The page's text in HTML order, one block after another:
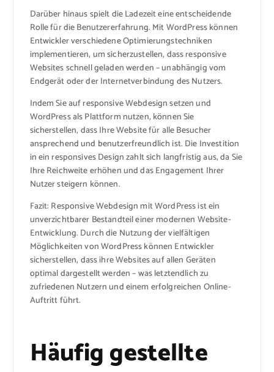
Darüber hinaus spielt die Ladezeit eine entscheidende
Rolle für die Benutzererfahrung. Mit WordPress können
Entwickler verschiedene Optimierungstechniken
implementieren, um sicherzustellen, dass responsive
Websites schnell geladen werden – unabhängig vom
Endgerät oder der Internetverbindung des Nutzers.
Indem Sie auf responsive Webdesign setzen und
WordPress als Plattform nutzen, können Sie
sicherstellen, dass Ihre Website für alle Besucher
ansprechend und benutzerfreundlich ist. Die Investition
in ein responsives Design zahlt sich langfristig aus, da Sie
Ihre Reichweite erhöhen und das Engagement Ihrer
Nutzer steigern können.
Fazit: Responsive Webdesign mit WordPress ist ein
unverzichtbarer Bestandteil einer modernen Website-
Entwicklung. Durch die Nutzung der vielfältigen
Möglichkeiten von WordPress können Entwickler
sicherstellen, dass ihre Websites auf allen Geräten
optimal dargestellt werden – was letztendlich zu
zufriedenen Nutzern und einem erfolgreichen Online-
Auftritt führt.
Häufig gestellte